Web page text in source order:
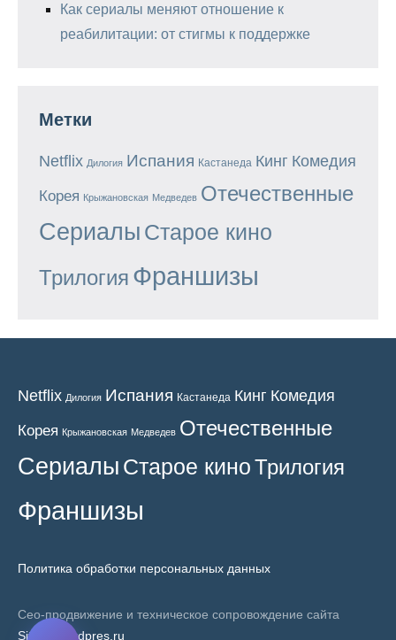
Как сериалы меняют отношение к
реабилитации: от стигмы к поддержке
Метки
Netflix Дилогия Испания Кастанеда Кинг Комедия
Корея Крыжановская Медведев Отечественные
Сериалы Старое кино
Трилогия Франшизы
Netflix Дилогия Испания Кастанеда Кинг Комедия
Корея Крыжановская Медведев Отечественные
Сериалы Старое киноТрилогия
Франшизы
Политика обработки персональных данных
Сео-продвижение и техническое сопровождение сайта
SiteNaWordpres.ru